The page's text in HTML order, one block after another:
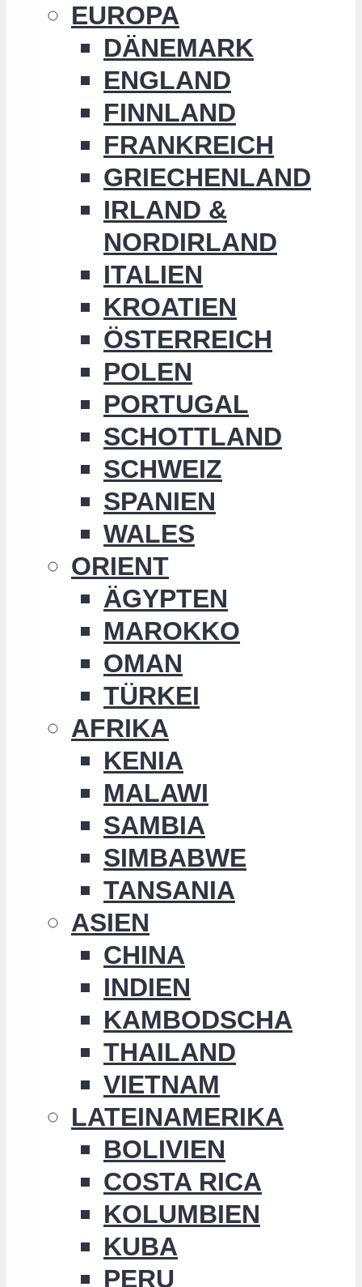
EUROPA
DÄNEMARK
ENGLAND
FINNLAND
FRANKREICH
GRIECHENLAND
IRLAND &
NORDIRLAND
ITALIEN
KROATIEN
ÖSTERREICH
POLEN
PORTUGAL
SCHOTTLAND
SCHWEIZ
SPANIEN
WALES
ORIENT
ÄGYPTEN
MAROKKO
OMAN
TÜRKEI
AFRIKA
KENIA
MALAWI
SAMBIA
SIMBABWE
TANSANIA
ASIEN
CHINA
INDIEN
KAMBODSCHA
THAILAND
VIETNAM
LATEINAMERIKA
BOLIVIEN
COSTA RICA
KOLUMBIEN
KUBA
PERU